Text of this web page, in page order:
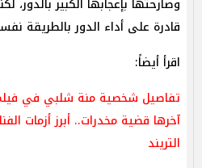
وصارحتها بإعجابها الكبير بالدور،
قادرة على أداء الدور بالطريقة
اقرأ أيضاً:
تفاصيل شخصية منة شلبي في
آخرها قضية مخدرات.. أبرز أزمات
التريند